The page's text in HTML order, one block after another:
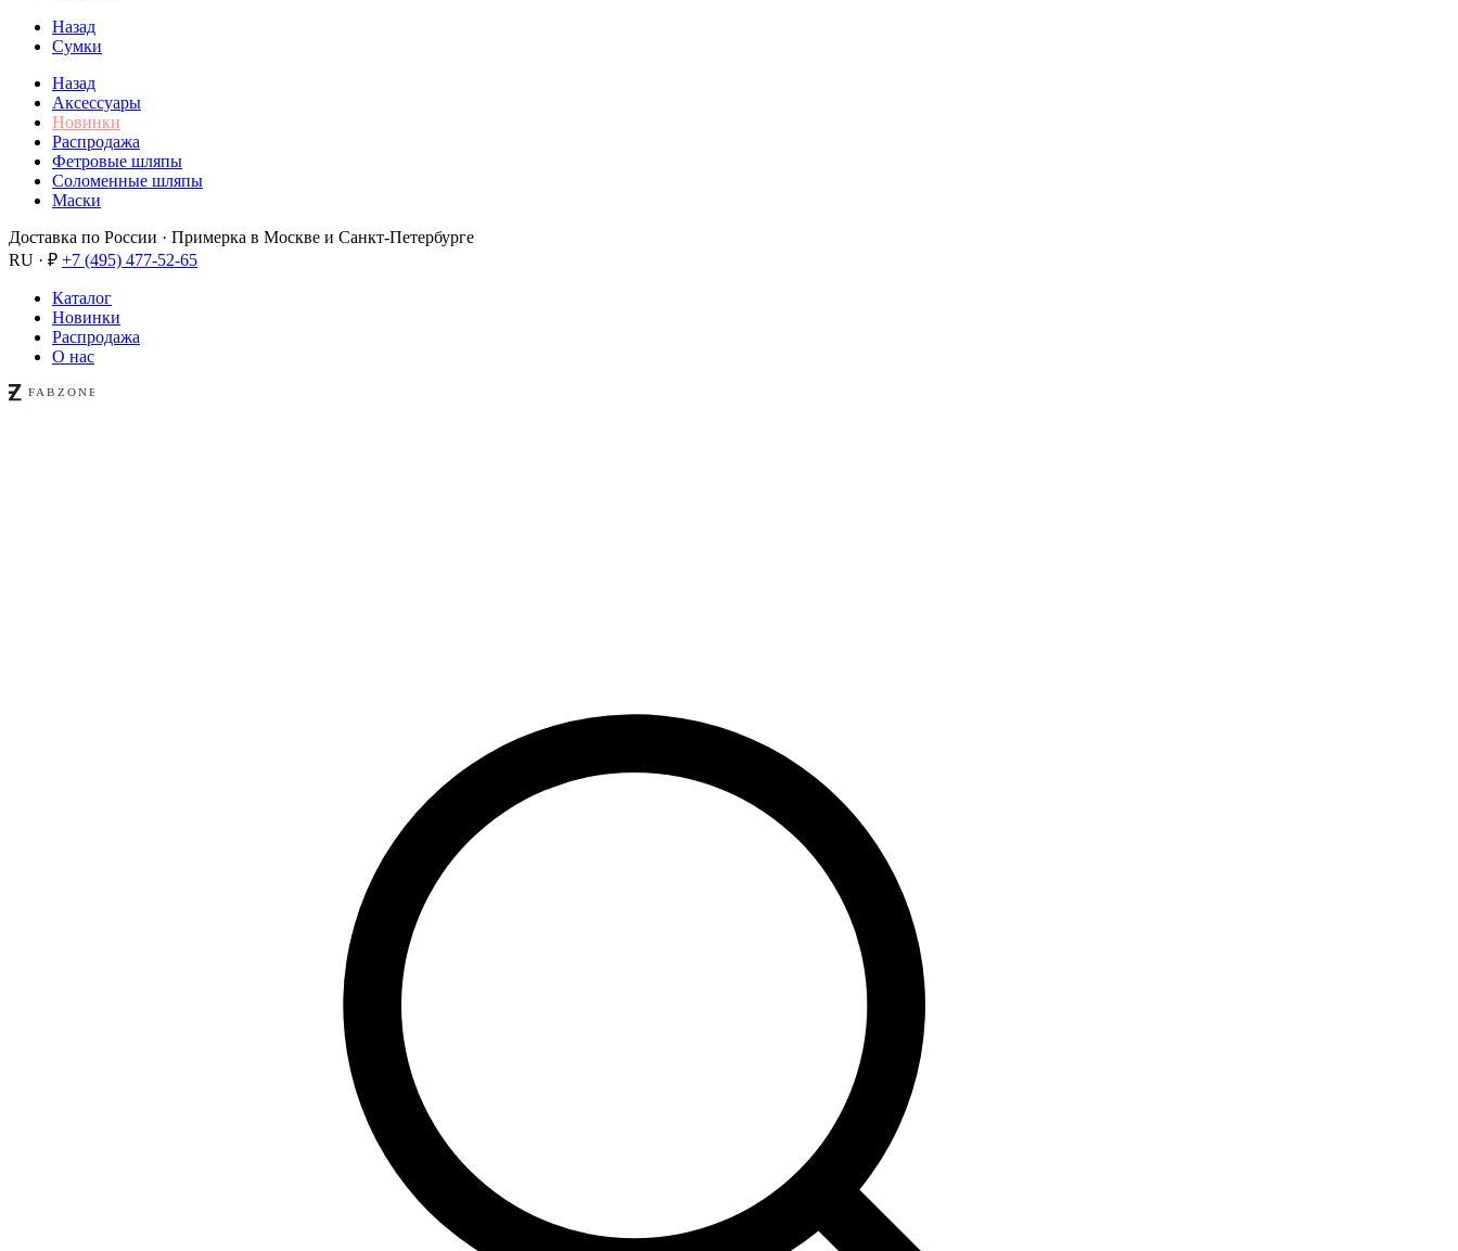
Назад
Сумки
Назад
Аксессуары
Новинки
Распродажа
Фетровые шляпы
Соломенные шляпы
Маски
Доставка по России · Примерка в Москве и Санкт-Петербурге
RU · ₽ +7 (495) 477-52-65
Каталог
Новинки
Распродажа
О нас